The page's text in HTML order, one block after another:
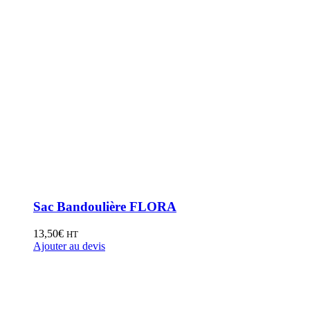
Sac Bandoulière FLORA
13,50€ HT
Ajouter au devis